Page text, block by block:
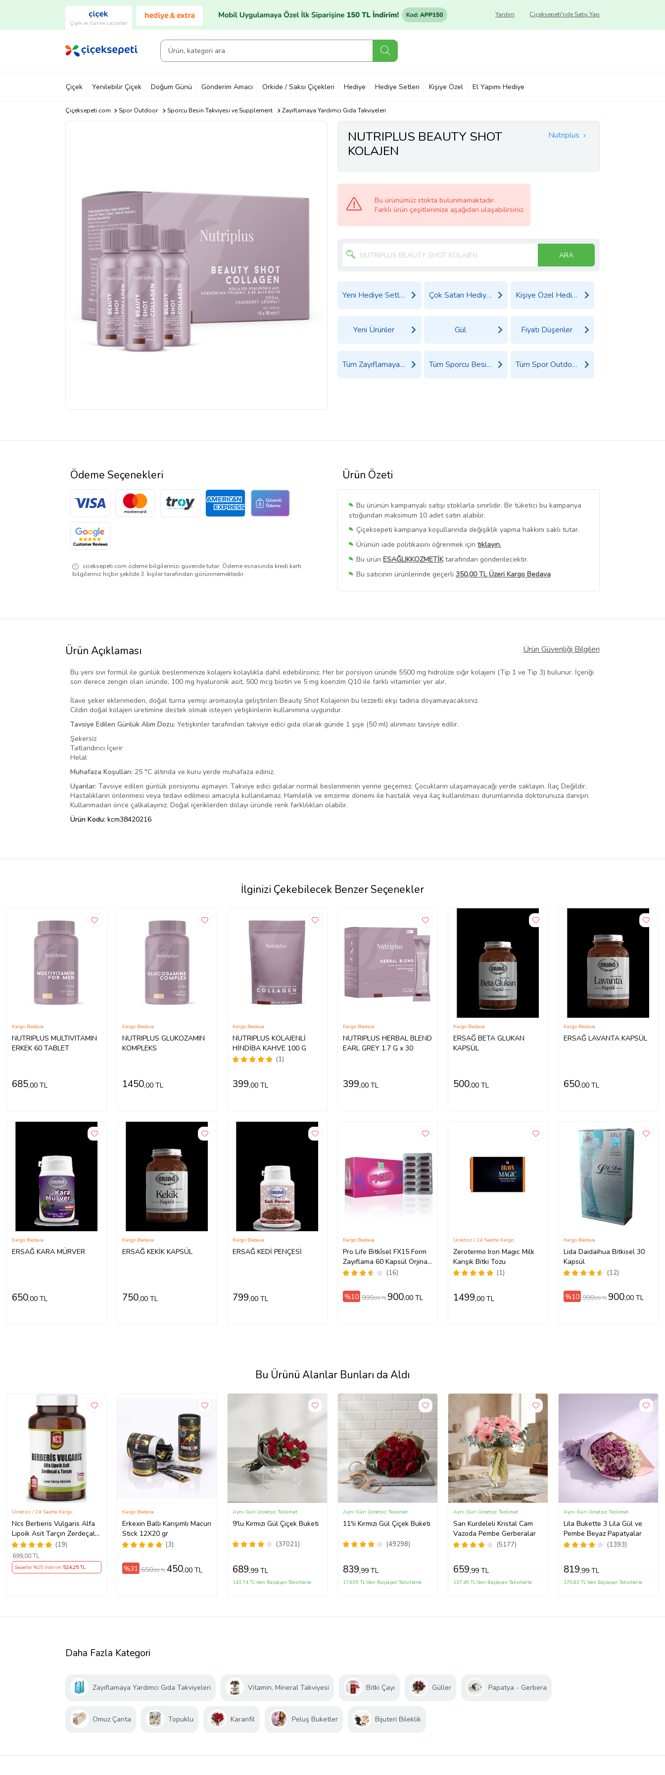
Çiçek ve Gurme Lezzetler
Çiçeksepeti'nde Satış Yap
Yardım
Çiçek Yenilebilir Çiçek Doğum Günü Gönderim Amacı Orkide / Saksı Çiçekleri Hediye Hediye Setleri Kişiye Özel El Yapımı Hediye
Çiçeksepeti.com Spor Outdoor Sporcu Besin Takviyesi ve Supplement Zayıflamaya Yardımcı Gıda Takviyeleri
Nutriplus
NUTRIPLUS BEAUTY SHOT
KOLAJEN
Bu ürünümüz stokta bulunmamaktadır.
Farklı ürün çeşitlerimize aşağıdan ulaşabilirsiniz.
ARA
Yeni Hediye Setleri Çok Satan Hediyeler Kişiye Özel Hediyeler
Yeni Ürünler Gül Fiyatı Düşenler
Tüm Zayıflamaya Yardımcı Gıda Takviyeleri Ürünleri Tüm Sporcu Besin Takviyesi ve Supplement Ürünleri Tüm Spor Outdoor Ürünleri
Ürün Özeti
Bu ürünün kampanyalı satışı stoklarla sınırlıdır. Bir tüketici bu kampanya
stoğundan maksimum 10 adet satın alabilir.
Çiçeksepeti kampanya koşullarında değişiklik yapma hakkını saklı tutar.
Ürünün iade politikasını öğrenmek için tıklayın.
Bu ürün ESAĞLIKKOZMETİKtarafından gönderilecektir.
Bu satıcının ürünlerinde geçerli 350,00 TL Üzeri Kargo Bedava
Bu SatıcınınTüm Ürünlerini Görüntüle
Ödeme Seçenekleri
ciceksepeti.com ödeme bilgilerinizi güvende tutar. Ödeme esnasında kredi kartı
bilgileriniz hiçbir şekilde 3. kişiler tarafından görünmemektedir.
Ürün Açıklaması Ürün Güvenliği Bilgileri
Bu yeni sıvı formül ile günlük beslenmenize kolajeni kolaylıkla dahil edebilirsiniz. Her bir porsiyon üründe 5500 mg hidrolize sığır kolajeni (Tip 1 ve Tip 3) bulunur. İçeriği
son derece zengin olan üründe, 100 mg hyaluronik asit, 500 mcg biotin ve 5 mg koenzim Q10 ile farklı vitaminler yer alır.
İlave şeker eklenmeden, doğal turna yemişi aromasıyla geliştirilen Beauty Shot Kolajenin bu lezzetli ekşi tadına doyamayacaksınız.
Cildin doğal kolajen üretimine destek olmak isteyen yetişkinlerin kullanımına uygundur.
Tavsiye Edilen Günlük Alım Dozu: Yetişkinler tarafından takviye edici gıda olarak günde 1 şişe (50 ml) alınması tavsiye edilir.
Şekersiz
Tatlandırıcı İçerir
Helal
Muhafaza Koşulları: 25 °C altında ve kuru yerde muhafaza ediniz.
Uyarılar: Tavsiye edilen günlük porsiyonu aşmayın. Takviye edici gıdalar normal beslenmenin yerine geçemez. Çocukların ulaşamayacağı yerde saklayın. İlaç Değildir.
Hastalıkların önlenmesi veya tedavi edilmesi amacıyla kullanılamaz. Hamilelik ve emzirme dönemi ile hastalık veya ilaç kullanılması durumlarında doktorunuza danışın.
Kullanmadan önce çalkalayınız. Doğal içeriklerden dolayı üründe renk farklılıkları olabilir.
Ürün Kodu: kcm38420216
İlginizi Çekebilecek Benzer Seçenekler
NUTRIPLUS MULTIVITAMIN
ERKEK 60 TABLET
Kargo Bedava
685,00 TL
NUTRIPLUS GLUKOZAMIN
KOMPLEKS
Kargo Bedava
1450,00 TL
NUTRIPLUS KOLAJENLİ
HİNDİBA KAHVE 100 G
(1)
Kargo Bedava
399,00 TL
NUTRIPLUS HERBAL BLEND
EARL GREY 1.7 G x 30
Kargo Bedava
399,00 TL
ERSAĞ BETA GLUKAN
KAPSÜL
Kargo Bedava
500,00 TL
ERSAĞ LAVANTA KAPSÜL
Kargo Bedava
650,00 TL
ERSAĞ KARA MÜRVER
Kargo Bedava
650,00 TL
ERSAĞ KEKİK KAPSÜL
Kargo Bedava
750,00 TL
ERSAĞ KEDİ PENÇESİ
Kargo Bedava
799,00 TL
Pro Life Bitkîsel FX15 Form
Zayıflama 60 Kapsül Orjinal
Bordo Kapsül (16)
Kargo Bedava
%10 999,00 TL 900,00 TL
Zerotermo Iron Magıc Milk
Karışık Bitki Tozu
(1)
Ücretsiz / 24 Saatte Kargo
1499,00 TL
Lida Daidaihua Bitkisel 30
Kapsül
(12)
Kargo Bedava
%10 999,00 TL 900,00 TL
Bu Ürünü Alanlar Bunları da Aldı
Ncs Berberis Vulgaris Alfa
Lipoik Asit Tarçın Zerdeçal
120 Tablet
(19)
Ücretsiz / 24 Saatte Kargo
699,00 TL
Sepette %25 İndirim 524,25 TL
Erkexin Ballı Karışımlı Macun
Stick 12X20 gr
(3)
Kargo Bedava
%31 650,00 TL450,00 TL
9'lu Kırmızı Gül Çiçek Buketi
(37021)
Aynı Gün Ücretsiz Teslimat
689,99 TL
143,74 TL'den Başlayan Taksitlerle
11'li Kırmızı Gül Çiçek Buketi
(49298)
Aynı Gün Ücretsiz Teslimat
839,99 TL
174,99 TL'den Başlayan Taksitlerle
Sarı Kurdeleli Kristal Cam
Vazoda Pembe Gerberalar
(5177)
Aynı Gün Ücretsiz Teslimat
659,99 TL
137,49 TL'den Başlayan Taksitlerle
Lila Bukette 3 Lila Gül ve
Pembe Beyaz Papatyalar
(1393)
Aynı Gün Ücretsiz Teslimat
819,99 TL
170,83 TL'den Başlayan Taksitlerle
Daha Fazla Kategori
Zayıflamaya Yardımcı Gıda Takviyeleri Vitamin, Mineral Takviyesi Bitki Çayı Güller Papatya - Gerbera
Omuz Çanta Topuklu Karanfil Peluş Buketler Bijuteri Bileklik